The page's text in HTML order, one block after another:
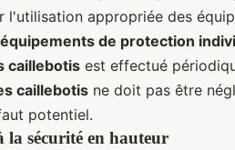
l'utilisation appropriée des
équipements de protection
caillebotis est effectué
caillebotis ne doit pas être
potentiel.
sécurité en hauteur